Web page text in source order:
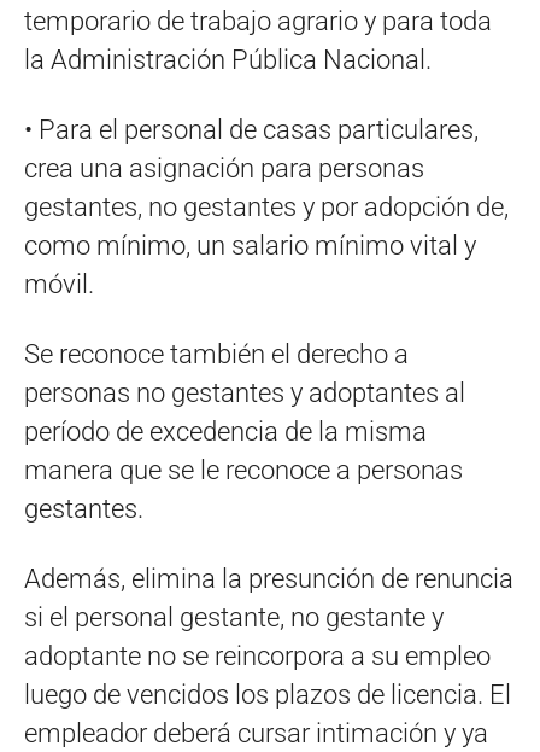
temporario de trabajo agrario y para toda
la Administración Pública Nacional.
• Para el personal de casas particulares,
crea una asignación para personas
gestantes, no gestantes y por adopción de,
como mínimo, un salario mínimo vital y
móvil.
Se reconoce también el derecho a
personas no gestantes y adoptantes al
período de excedencia de la misma
manera que se le reconoce a personas
gestantes.
Además, elimina la presunción de renuncia
si el personal gestante, no gestante y
adoptante no se reincorpora a su empleo
luego de vencidos los plazos de licencia. El
empleador deberá cursar intimación y ya